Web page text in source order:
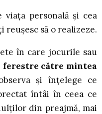
personală și cea
reușesc să o realizeze.
în care jocurile sau
ferestre către mintea
și înțelege ce
întâi în ceea ce
din preajmă, mai